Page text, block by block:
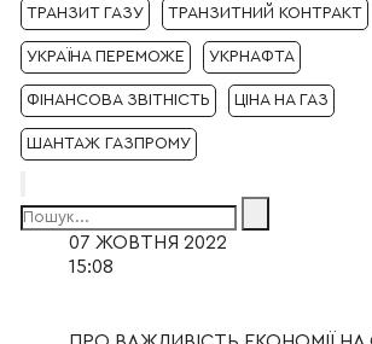
ТРАНЗИТ ГАЗУ ТРАНЗИТНИЙ КОНТРАКТ
УКРАЇНА ПЕРЕМОЖЕ УКРНАФТА
ФІНАНСОВА ЗВІТНІСТЬ ЦІНА НА ГАЗ
ШАНТАЖ ГАЗПРОМУ
07 ЖОВТНЯ 2022
15:08